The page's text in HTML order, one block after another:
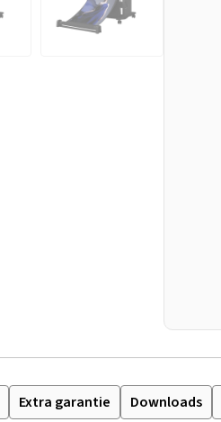
Extra garantie Downloads